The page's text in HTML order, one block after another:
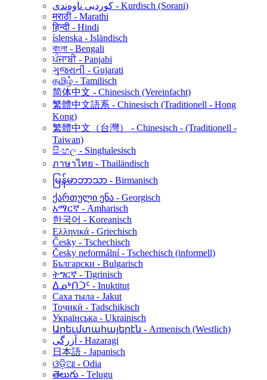
کوردیی ناوەندی - Kurdisch (Sorani)
मराठी - Marathi
हिन्दी - Hindi
íslenska - Isländisch
বাংলা - Bengali
ਪੰਜਾਬੀ - Panjabi
ગુજરાતી - Gujarati
தமிழ் - Tamilisch
简体中文 - Chinesisch (Vereinfacht)
繁體中文語系 - Chinesisch (Traditionell - Hong
Kong)
繁體中文（台灣） - Chinesisch - (Traditionell -
Taiwan)
සිංහල - Singhalesisch
ภาษาไทย - Thailändisch
မြန်မာဘာသာ - Birmanisch
ქართული ენა - Georgisch
አማርኛ - Amharisch
한국어 - Koreanisch
Ελληνικά - Griechisch
Česky - Tschechisch
Česky neformální - Tschechisch (informell)
Български - Bulgarisch
ትግርኛ - Tigrinisch
ᐃᓄᒃᑎᑐᑦ - Inuktitut
Саха тыла - Jakut
Тоҷикӣ - Tadschikisch
Українська - Ukrainisch
Արեւմտահայերէն - Armenisch (Westlich)
آزرگی - Hazaragi
日本語 - Japanisch
ଓଡ଼ିଆ - Odia
తెలుగు - Telugu